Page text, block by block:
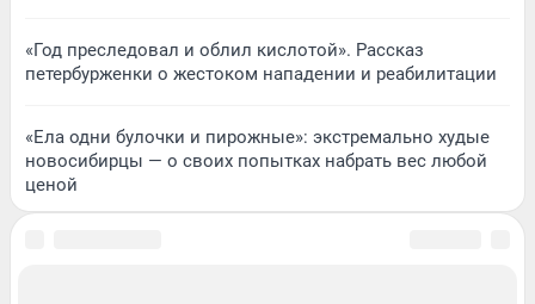
«Год преследовал и облил кислотой». Рассказ
петербурженки о жестоком нападении и реабилитации
«Ела одни булочки и пирожные»: экстремально худые
новосибирцы — о своих попытках набрать вес любой
ценой